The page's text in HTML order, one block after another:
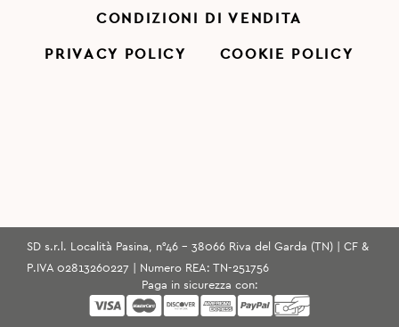
CONDIZIONI DI VENDITA
PRIVACY POLICY COOKIE POLICY
SD s.r.l. Località Pasina, n°46 - 38066 Riva del Garda (TN) | CF &
P.IVA 02813260227 | Numero REA: TN-251756
Paga in sicurezza con: